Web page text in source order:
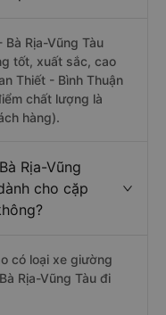
Rịa-Vũng Tàu
tốt, xuất sắc, cao
Thiết - Bình Thuận
chất lượng là
hàng).
Rịa-Vũng
cho cặp
có loại xe giường
Rịa-Vũng Tàu đi